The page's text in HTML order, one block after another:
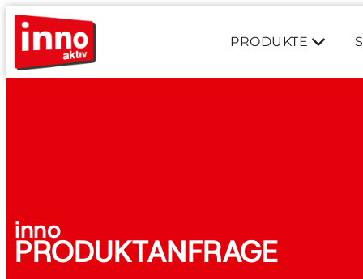
PRODUKTE
inno
PRODUKTANFRAGE